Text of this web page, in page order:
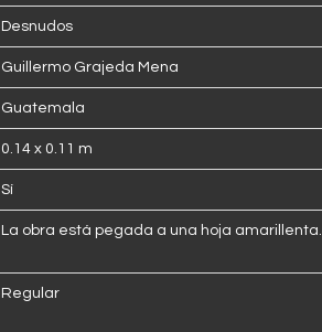
Desnudos
Guillermo Grajeda Mena
Guatemala
0.14 x 0.11 m
Sí
La obra está pegada a una hoja amarillenta.
Regular